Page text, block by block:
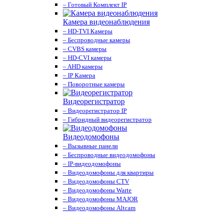
– Готовый Комплект IP
Камера видеонаблюдения
– HD-TVI Камеры
– Беспроводные камеры
– CVBS камеры
– HD-CVI камеры
– AHD камеры
– IP Камера
– Поворотные камеры
Видеорегистратор
– Видеорегистратор IP
– Гибридный видеорегистратор
Видеодомофоны
– Вызывные панели
– Беспроводные видеодомофоны
– IP-видеодомофоны
– Видеодомофоны для квартиры
– Видеодомофоны CTV
– Видеодомофоны Warte
– Видеодомофоны MAJOR
– Видеодомофоны Altcam